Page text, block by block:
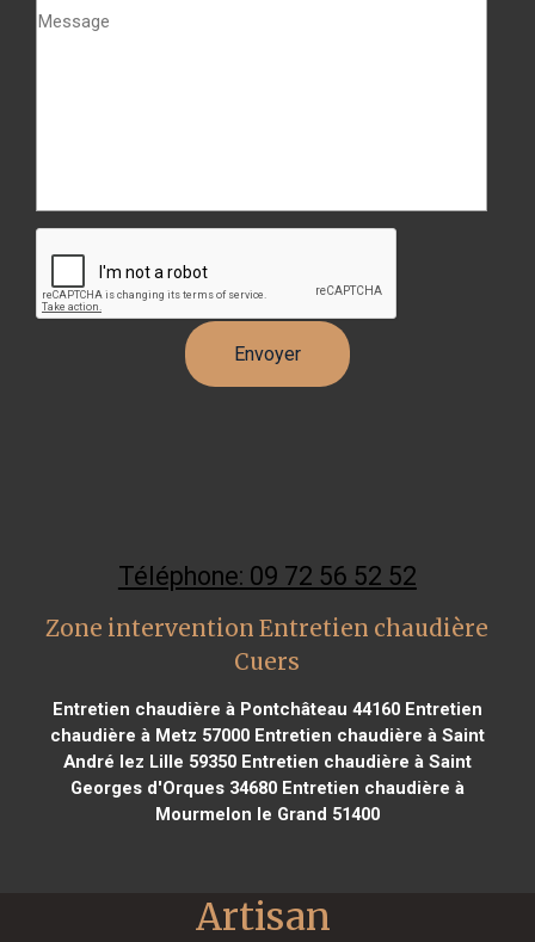
Téléphone: 09 72 56 52 52
Zone intervention Entretien chaudière
Cuers
Entretien chaudière à Pontchâteau 44160Entretien
chaudière à Metz 57000Entretien chaudière à Saint
André lez Lille 59350Entretien chaudière à Saint
Georges d'Orques 34680Entretien chaudière à
Mourmelon le Grand 51400
Artisan